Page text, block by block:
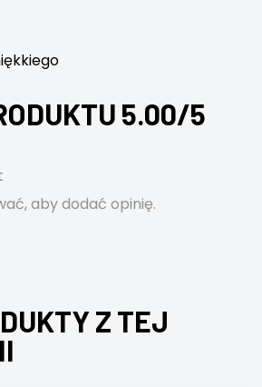
5.00/5
, aby dodać opinię.
Z TEJ